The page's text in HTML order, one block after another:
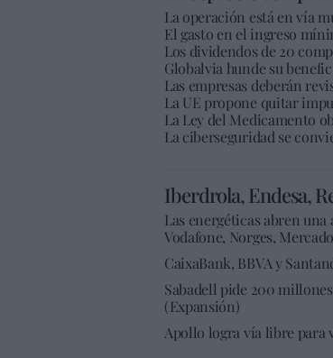
La operación está en vía
El gasto en el ingreso
Los dividendos de 20
Globalvia hunde su
Las empresas deberán
La UE propone quitar
La Ley del Medicamento
La ciberseguridad se
Iberdrola, Endesa,
Las energéticas abren
Vodafone, Norges,
CaixaBank, BBVA y
Sabadell pide 200
(Expansión)
Apollo logra vía libre para